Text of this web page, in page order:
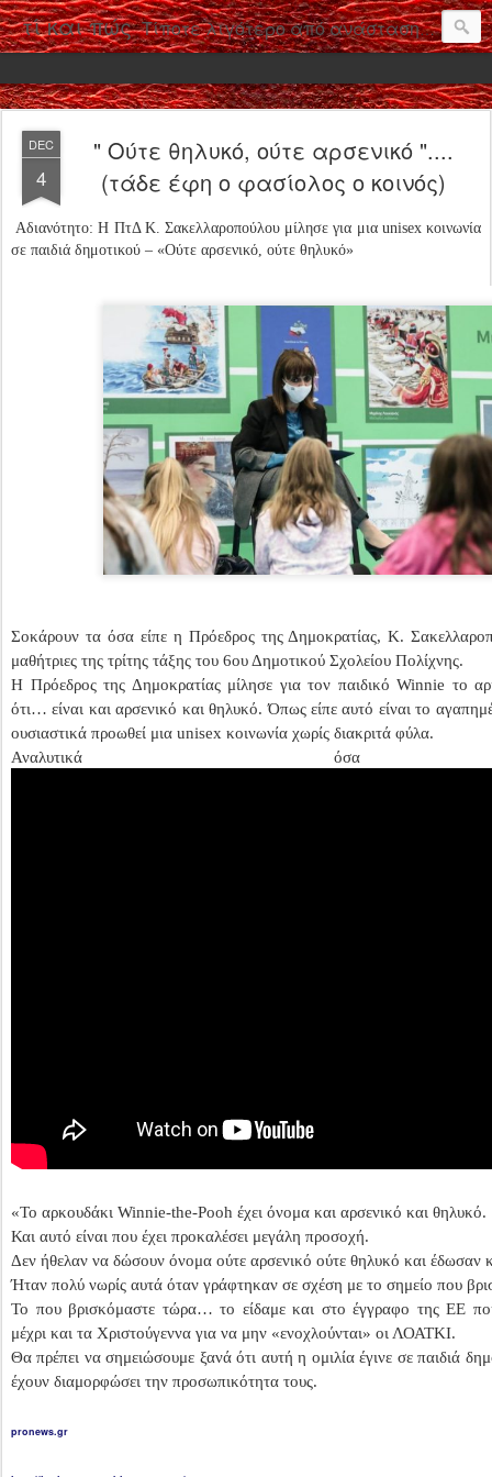
τί και πώς Τίποτε λιγότερο από ανάσταση με το βλέμμα στην Ανάσταση
DEC
4
" Ούτε θηλυκό, ούτε αρσενικό "....
(τάδε έφη ο φασίολος ο κοινός)
Αδιανότητο: Η ΠτΔ Κ. Σακελλαροπούλου μίλησε για μια unisex κοινωνία
σε παιδιά δημοτικού – «Ούτε αρσενικό, ούτε θηλυκό»
Σοκάρουν τα όσα είπε η Πρόεδρος της Δημοκρατίας, K.
μαθήτριες της τρίτης τάξης του 6ου Δημοτικού Σχολείου Πολίχνης.
Η Πρόεδρος της Δημοκρατίας μίλησε για τον παιδικό Winnie το
ότι… είναι και αρσενικό και θηλυκό. Όπως είπε αυτό είναι το
ουσιαστικά προωθεί μια unisex κοινωνία χωρίς διακριτά φύλα.
Αναλυτικά όσα
«Το αρκουδάκι Winnie-the-Pooh έχει όνομα και αρσενικό και θηλυκό.
Και αυτό είναι που έχει προκαλέσει μεγάλη προσοχή.
Δεν ήθελαν να δώσουν όνομα ούτε αρσενικό ούτε θηλυκό και έδωσαν
Ήταν πολύ νωρίς αυτά όταν γράφτηκαν σε σχέση με το σημείο που
Το που βρισκόμαστε τώρα… το είδαμε και στο έγγραφο της ΕΕ
μέχρι και τα Χριστούγεννα για να μην «ενοχλούνται» οι ΛΟΑΤΚΙ.
Θα πρέπει να σημειώσουμε ξανά ότι αυτή η ομιλία έγινε σε παιδιά
έχουν διαμορφώσει την προσωπικότητα τους.
pronews.gr